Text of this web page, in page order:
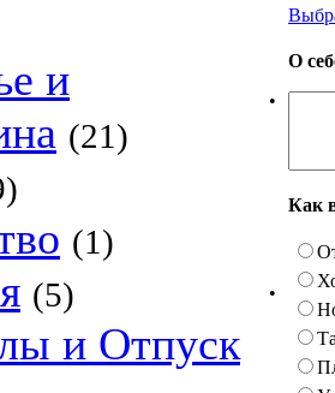
и
(21)
(1)
(5)
и Отпуск
•
О
•
Как